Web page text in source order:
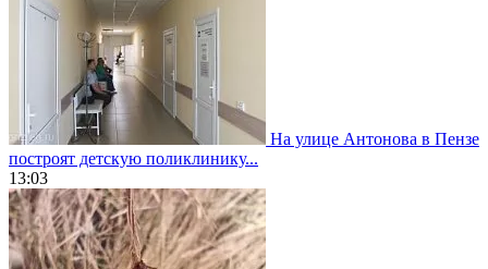
На улице Антонова в Пензе
построят детскую поликлинику...
13:03